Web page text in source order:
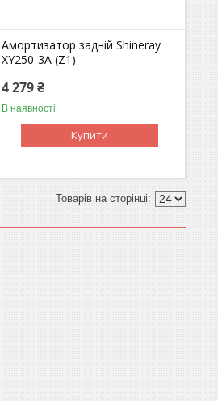
Амортизатор задній Shineray
XY250-3A (Z1)
4 279 ₴
В наявності
Купити